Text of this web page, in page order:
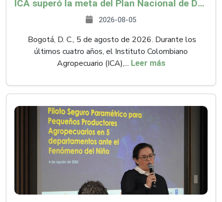
ICA superó la meta del Plan Nacional de Desarrollo y abrió 61 mercados internacionales
2026-08-05
Bogotá, D. C., 5 de agosto de 2026. Durante los
últimos cuatro años, el Instituto Colombiano
Agropecuario (ICA),... Leer más